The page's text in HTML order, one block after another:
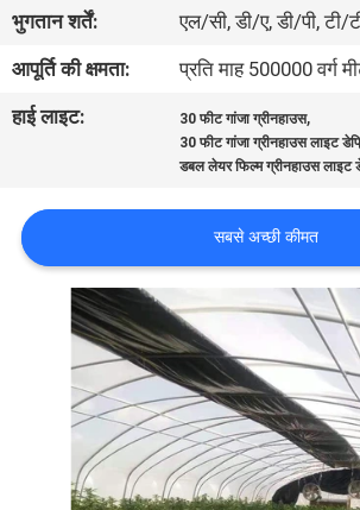
गुणवत्ता
नियंत्रण
करें
समाचार
गोपनीयता
भुगतान शर्तें:
एल/सी, डी/ए, डी/पी, टी/
आपूर्ति की क्षमता:
प्रति माह 500000 वर्ग
हाई लाइट:
30 फीट गांजा ग्रीनहाउस,
30 फीट गांजा ग्रीनहाउस लाइट
डबल लेयर फिल्म ग्रीनहाउस लाइट
सबसे अच्छी कीमत